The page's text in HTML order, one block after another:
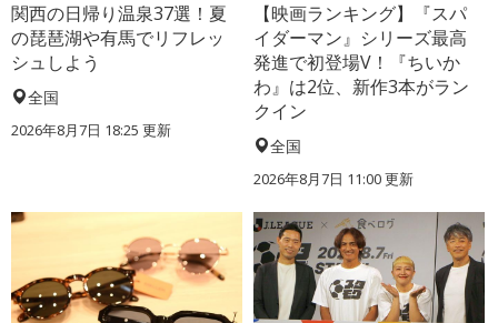
関西の日帰り温泉37選！夏
の琵琶湖や有馬でリフレッ
シュしよう
全国
2026年8月7日 18:25 更新
【映画ランキング】『スパ
イダーマン』シリーズ最高
発進で初登場V！『ちいか
わ』は2位、新作3本がラン
クイン
全国
2026年8月7日 11:00更新